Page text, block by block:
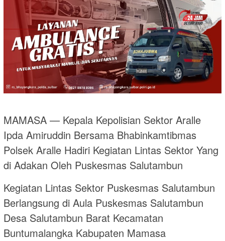
MAMASA — Kepala Kepolisian Sektor Aralle
Ipda Amiruddin Bersama Bhabinkamtibmas
Polsek Aralle Hadiri Kegiatan Lintas Sektor Yang
di Adakan Oleh Puskesmas Salutambun
Kegiatan Lintas Sektor Puskesmas Salutambun
Berlangsung di Aula Puskesmas Salutambun
Desa Salutambun Barat Kecamatan
Buntumalangka Kabupaten Mamasa